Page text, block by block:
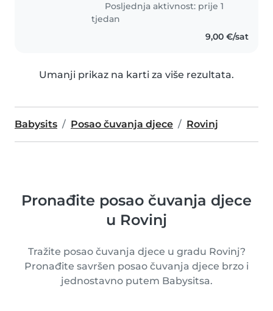
Posljednja aktivnost: prije 1
tjedan
9,00 €/sat
Umanji prikaz na karti za više rezultata.
Babysits Posao čuvanja djece Rovinj
Pronađite posao čuvanja djece
u Rovinj
Tražite posao čuvanja djece u gradu Rovinj?
Pronađite savršen posao čuvanja djece brzo i
jednostavno putem Babysitsa.